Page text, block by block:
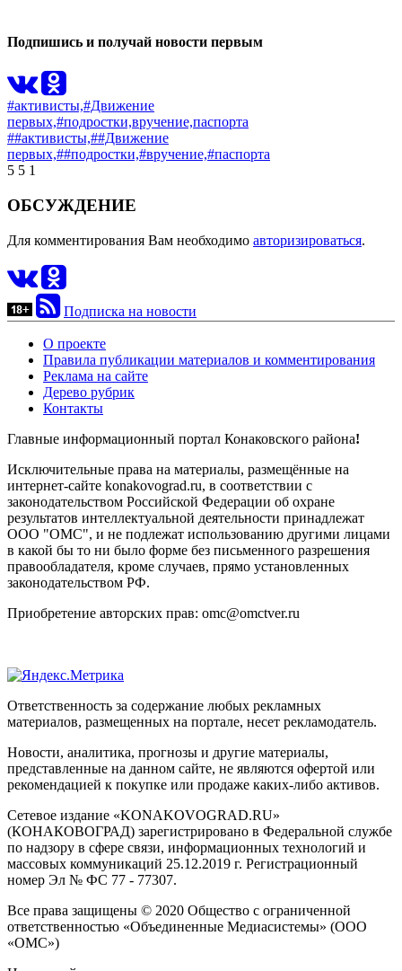
Подпишись и получай новости первым
#активисты,#Движение
первых,#подростки,вручение,паспорта
##активисты,##Движение
первых,##подростки,#вручение,#паспорта
5 5 1
ОБСУЖДЕНИЕ
Для комментирования Вам необходимо авторизироваться.
Подписка на новости
О проекте
Правила публикации материалов и комментирования
Реклама на сайте
Дерево рубрик
Контакты
Главные информационный портал Конаковского района!
Исключительные права на материалы, размещённые на
интернет-сайте konakovograd.ru, в соответствии с
законодательством Российской Федерации об охране
результатов интеллектуальной деятельности принадлежат
ООО "ОМС", и не подлежат использованию другими лицами
в какой бы то ни было форме без письменного разрешения
правообладателя, кроме случаев, прямо установленных
законодательством РФ.
Приобретение авторских прав: omc@omctver.ru
Ответственность за содержание любых рекламных
материалов, размещенных на портале, несет рекламодатель.
Новости, аналитика, прогнозы и другие материалы,
представленные на данном сайте, не являются офертой или
рекомендацией к покупке или продаже каких-либо активов.
Сетевое издание «KONAKOVOGRAD.RU»
(КОНАКОВОГРАД) зарегистрировано в Федеральной службе
по надзору в сфере связи, информационных технологий и
массовых коммуникаций 25.12.2019 г. Регистрационный
номер Эл № ФС 77 - 77307.
Все права защищены © 2020 Общество с ограниченной
ответственностью «Объединенные Медиасистемы» (ООО
«ОМС»)